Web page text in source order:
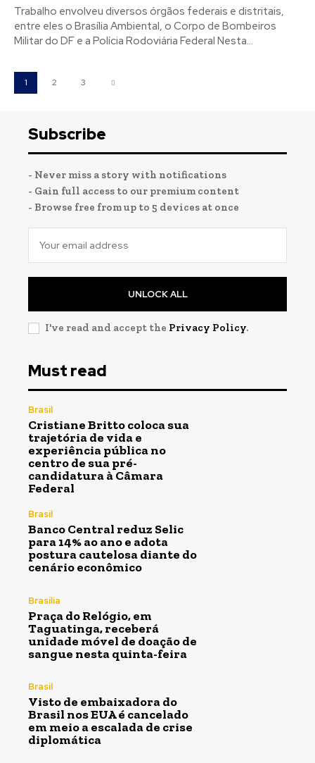
Trabalho envolveu diversos órgãos federais e distritais,
entre eles o Brasília Ambiental, o Corpo de Bombeiros
Militar do DF e a Polícia Rodoviária Federal Nesta...
1 2 3
Subscribe
- Never miss a story with notifications
- Gain full access to our premium content
- Browse free from up to 5 devices at once
UNLOCK ALL
I've read and accept the Privacy Policy.
Must read
Brasil
Cristiane Britto coloca sua
trajetória de vida e
experiência pública no
centro de sua pré-
candidatura à Câmara
Federal
Brasil
Banco Central reduz Selic
para 14% ao ano e adota
postura cautelosa diante do
cenário econômico
Brasília
Praça do Relógio, em
Taguatinga, receberá
unidade móvel de doação de
sangue nesta quinta-feira
Brasil
Visto de embaixadora do
Brasil nos EUA é cancelado
em meio a escalada de crise
diplomática